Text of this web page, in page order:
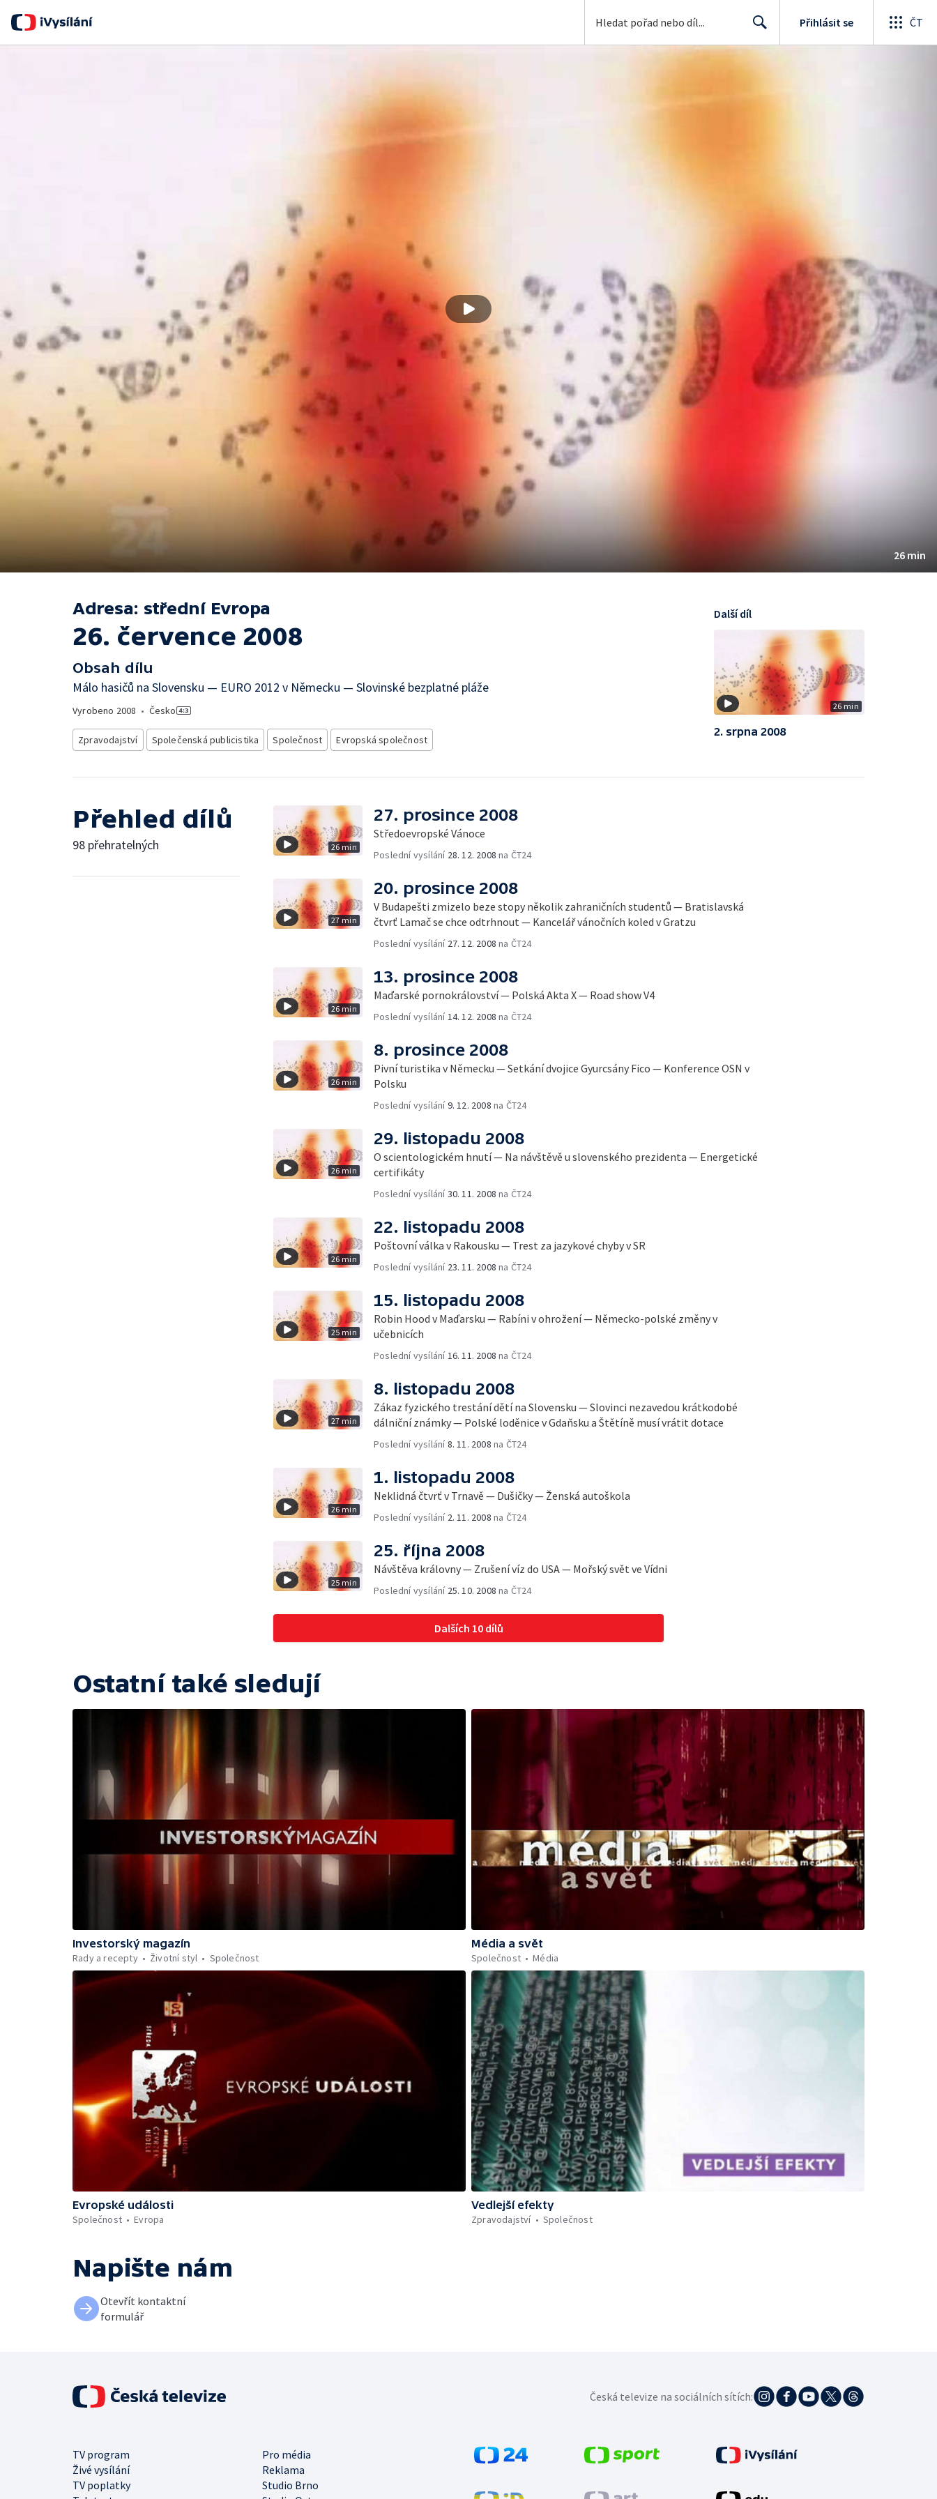
Search
Přihlásit se ČT
26 min
Adresa: střední Evropa
26. července 2008
Obsah dílu
Málo hasičů na Slovensku — EURO 2012 v Německu — Slovinské bezplatné pláže
Vyrobeno 2008 • Česko
Zpravodajství Společenská publicistika Společnost Evropská společnost
26 min
Další díl
2. srpna 2008
Přehled dílů
98 přehratelných 26 min
27. prosince 2008
Středoevropské Vánoce
Poslední vysílání 28. 12. 2008 na ČT24
27 min
20. prosince 2008
V Budapešti zmizelo beze stopy několik zahraničních studentů — Bratislavská
čtvrť Lamač se chce odtrhnout — Kancelář vánočních koled v Gratzu
Poslední vysílání 27. 12. 2008 na ČT24
26 min
13. prosince 2008
Maďarské pornokrálovství — Polská Akta X — Road show V4
Poslední vysílání 14. 12. 2008 na ČT24
26 min
8. prosince 2008
Pivní turistika v Německu — Setkání dvojice Gyurcsány Fico — Konference OSN v
Polsku
Poslední vysílání9. 12. 2008 na ČT24
26 min
29. listopadu 2008
O scientologickém hnutí — Na návštěvě u slovenského prezidenta — Energetické
certifikáty
Poslední vysílání30. 11. 2008 na ČT24
26 min
22. listopadu 2008
Poštovní válka v Rakousku — Trest za jazykové chyby v SR
Poslední vysílání 23. 11. 2008 na ČT24
25 min
15. listopadu 2008
Robin Hood v Maďarsku — Rabíni v ohrožení — Německo-polské změny v
učebnicích
Poslední vysílání 16. 11. 2008 na ČT24
27 min
8. listopadu 2008
Zákaz fyzického trestání dětí na Slovensku — Slovinci nezavedou krátkodobé
dálniční známky — Polské loděnice v Gdaňsku a Štětíně musí vrátit dotace
Poslední vysílání8. 11. 2008 na ČT24
26 min
1. listopadu 2008
Neklidná čtvrť v Trnavě — Dušičky — Ženská autoškola
Poslední vysílání 2. 11. 2008 na ČT24
25 min
25. října 2008
Návštěva královny — Zrušení víz do USA — Mořský svět ve Vídni
Poslední vysílání 25. 10. 2008 na ČT24
Dalších 10 dílů
Ostatní také sledují
Investorský magazín
Rady a recepty
Životní styl Společnost
Média a svět
Společnost
Média
Evropské události
Společnost
Evropa
Vedlejší efekty
Zpravodajství
Společnost
Napište nám
Otevřít kontaktní
formulář
TV program
Pro média
Živé vysílání
Reklama
TV poplatky
Studio Brno
Česká televize na sociálních sítích: